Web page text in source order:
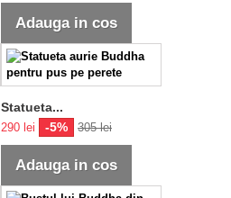
Adauga in cos
Statueta...
290 lei -5% 305 lei
Adauga in cos